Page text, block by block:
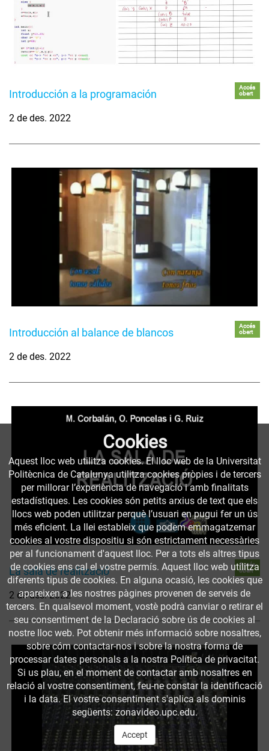
Introducción a la programación
Accés
obert
2 de des. 2022
Introducción al balance de blancos
Accés
obert
2 de des. 2022
La sala de realització
Accés
obert
2 de des. 2022
Cookies
Aquest lloc web utilitza cookies. El lloc web de la Universitat
Politècnica de Catalunya utilitza cookies pròpies i de tercers
per millorar l’experiència de navegació i amb finalitats
estadístiques. Les cookies són petits arxius de text que els
llocs web poden utilitzar perquè l’usuari en pugui fer un ús
més eficient. La llei estableix que podem emmagatzemar
cookies al vostre dispositiu si són estrictament necessàries
per al funcionament d'aquest lloc. Per a tots els altres tipus
de cookies ens cal el vostre permís. Aquest lloc web utilitza
diferents tipus de cookies. En alguna ocasió, les cookies que
apareixen a les nostres pàgines provenen de serveis de
tercers. En qualsevol moment, vostè podrà canviar o retirar el
seu consentiment de la Declaració sobre ús de cookies al
nostre lloc web. Pot obtenir més informació sobre nosaltres,
sobre cóm contactar-nos i sobre la nostra forma de
processar dates personals a la nostra Política de privacitat.
Si us plau, en el moment de contactar amb nosaltres en
relació al vostre consentiment, feu-ne constar la identificació
i la data. El vostre consentiment s'aplica als dominis
següents: zonavideo.upc.edu.
Accept